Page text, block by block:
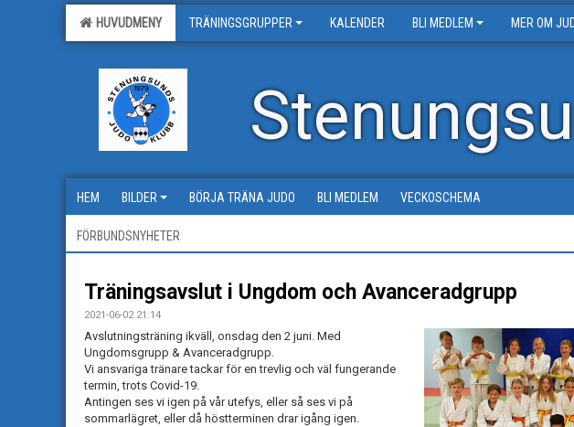
HUVUDMENY TRÄNINGSGRUPPER KALENDER BLI MEDLEM MER OM
HEM BILDER BÖRJA TRÄNA JUDO BLI MEDLEM VECKOSCHEMA
FÖRBUNDSNYHETER
Träningsavslut i Ungdom och Avanceradgrupp
2021-06-02 21:14
Avslutningsträning ikväll, onsdag den 2 juni. Med
Ungdomsgrupp & Avanceradgrupp.
Vi ansvariga tränare tackar för en trevlig och väl fungerande
termin, trots Covid-19.
Antingen ses vi igen på vår utefys, eller så ses vi på
sommarlägret, eller då höstterminen drar igång igen.